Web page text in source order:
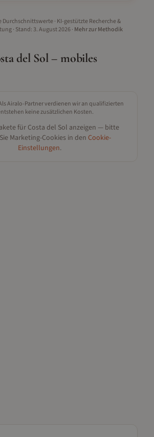
· KI-gestützte Recherche &
· Stand: 3. August 2026· Mehr zur Methodik
del Sol– mobiles
Airalo-Partner verdienen wir an qualifizierten
keine zusätzlichen Kosten.
für Costa del Sol anzeigen — bitte
Marketing-Cookies in den Cookie-
Einstellungen.